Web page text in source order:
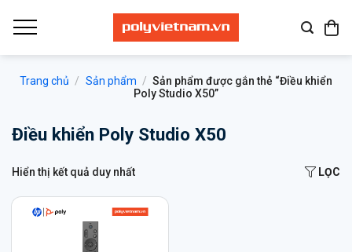
qua
Trang chủ / Sản phẩm / Sản phẩm được gắn thẻ “Điều khiển
Poly Studio X50”
Điều khiển Poly Studio X50
Hiển thị kết quả duy nhất LỌC